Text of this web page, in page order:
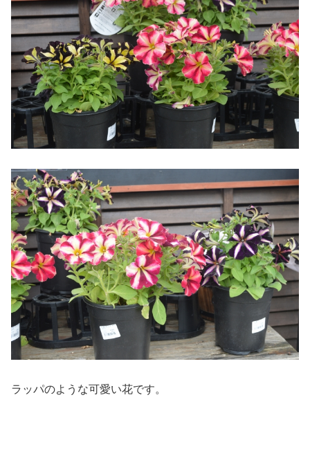
ラッパのような可愛い花です。